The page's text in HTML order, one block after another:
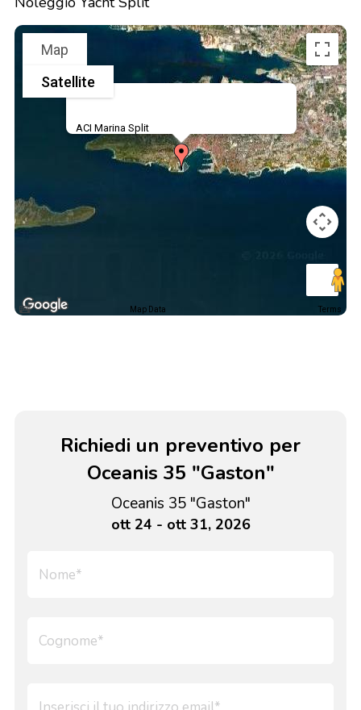
ACI Marina Split
Map
Satellite
Map Data Terms
Richiedi un preventivo per
Oceanis 35 "Gaston"
Oceanis 35 "Gaston"
ott 24 - ott 31, 2026